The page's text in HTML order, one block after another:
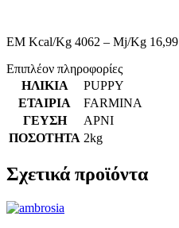
EM Kcal/Kg 4062 – Mj/Kg 16,99
Επιπλέον πληροφορίες
ΗΛΙΚΙΑ
PUPPY
ΕΤΑΙΡΙΑ
FARMINA
ΓΕΥΣΗ
ΑΡΝΙ
ΠΟΣΟΤΗΤΑ 2kg
Σχετικά προϊόντα